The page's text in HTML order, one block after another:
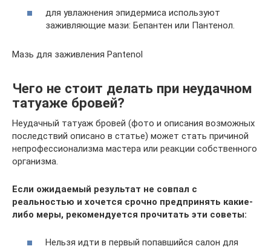
для увлажнения эпидермиса используют
заживляющие мази: Бепантен или Пантенол.
Мазь для заживления Pantenol
Чего не стоит делать при неудачном
татуаже бровей?
Неудачный татуаж бровей (фото и описания возможных
последствий описано в статье) может стать причиной
непрофессионализма мастера или реакции собственного
организма.
Если ожидаемый результат не совпал с
реальностью и хочется срочно предпринять какие-
либо меры, рекомендуется прочитать эти советы:
Нельзя идти в первый попавшийся салон для